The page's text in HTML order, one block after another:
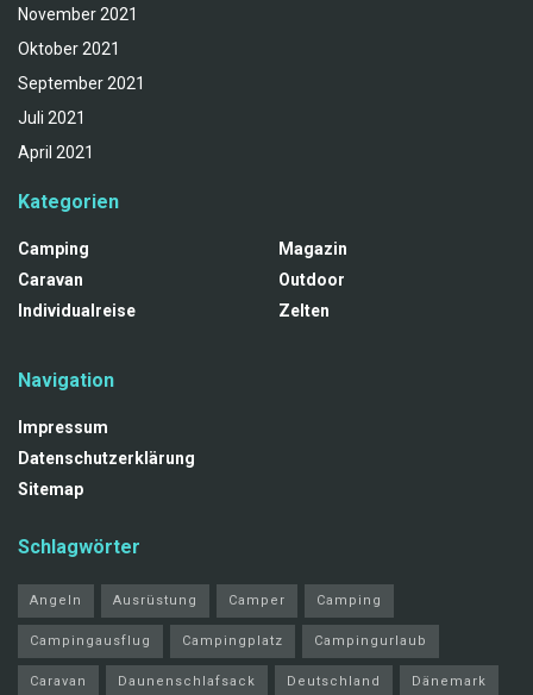
November 2021
Oktober 2021
September 2021
Juli 2021
April 2021
Kategorien
Camping
Caravan
Individualreise
Magazin
Outdoor
Zelten
Navigation
Impressum
Datenschutzerklärung
Sitemap
Schlagwörter
Angeln Ausrüstung Camper Camping
Campingausflug Campingplatz Campingurlaub
Caravan Daunenschlafsack Deutschland Dänemark